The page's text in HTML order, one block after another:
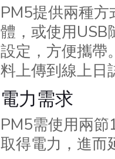
PM5提供兩種
體，或使用USB
設定，方便攜
料上傳到線上日
電力需求
PM5需使用兩
取得電力，進而